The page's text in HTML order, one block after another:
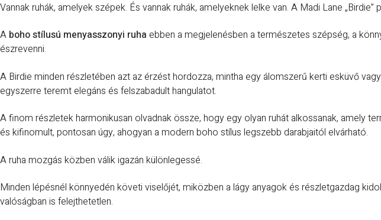
Vannak ruhák, amelyek szépek. És vannak ruhák, amelyeknek lelke van. A Madi Lane „Birdie”
A boho stílusú menyasszonyi ruha ebben a megjelenésben a természetes szépség, a
észrevenni.
A Birdie minden részletében azt az érzést hordozza, mintha egy álomszerű kerti esküvő
egyszerre teremt elegáns és felszabadult hangulatot.
A finom részletek harmonikusan olvadnak össze, hogy egy olyan ruhát alkossanak, amely
és kifinomult, pontosan úgy, ahogyan a modern boho stílus legszebb darabjaitól elvárható.
A ruha mozgás közben válik igazán különlegessé.
Minden lépésnél könnyedén követi viselőjét, miközben a lágy anyagok és részletgazdag
valóságban is felejthetetlen.